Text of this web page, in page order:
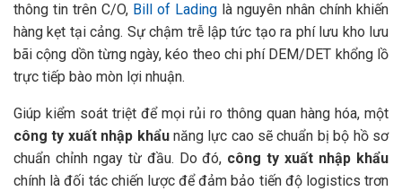
thông tin trên C/O, Bill of Lading là nguyên nhân chính khiến
hàng kẹt tại cảng. Sự chậm trễ lập tức tạo ra phí lưu kho lưu
bãi cộng dồn từng ngày, kéo theo chi phí DEM/DET khổng lồ
trực tiếp bào mòn lợi nhuận.
Giúp kiểm soát triệt để mọi rủi ro thông quan hàng hóa, một
công ty xuất nhập khẩunăng lực cao sẽ chuẩn bị bộ hồ sơ
chuẩn chỉnh ngay từ đầu. Do đó, công ty xuất nhập khẩu
chính là đối tác chiến lược để đảm bảo tiến độ logistics trơn